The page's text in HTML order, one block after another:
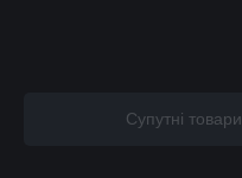
Супутні товари